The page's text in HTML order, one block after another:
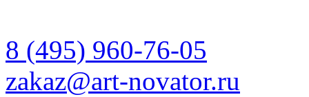
8 (495) 960-76-05
zakaz@art-novator.ru